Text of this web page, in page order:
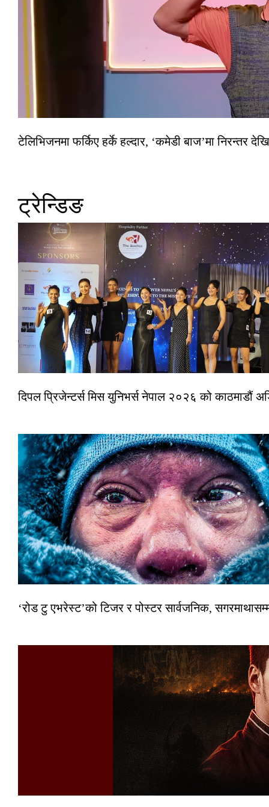
टेलिभिजनमा फर्किए हर्के हल्दार, ‘कमेडी बाज’मा निरन्तर
ट्रेन्डिङ
दिपल प्रिजेन्टर्स मिस युनिभर्स नेपाल २०२६ को काठमाडौं
‘रोड टु एभरेस्ट’को टिजर र पोस्टर सार्वजनिक,